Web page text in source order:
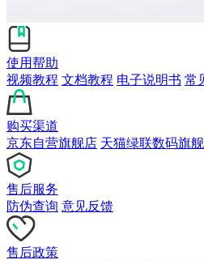
使用帮助
视频教程 文档教程 电子说明书 常
购买渠道
京东自营旗舰店 天猫绿联数码旗
售后服务
防伪查询 意见反馈
售后政策